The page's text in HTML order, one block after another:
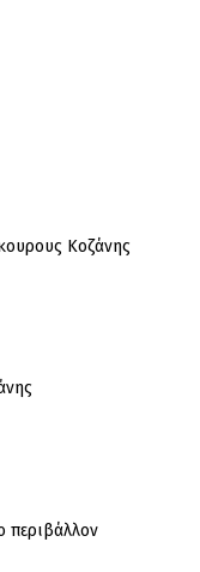
Κοζάνης
περιβάλλον